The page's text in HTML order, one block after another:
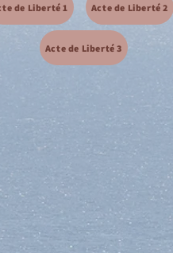
de Liberté 1 Acte de Liberté 2
Acte de Liberté 3